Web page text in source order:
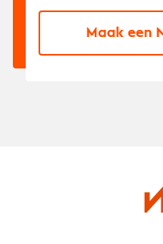
Maak een